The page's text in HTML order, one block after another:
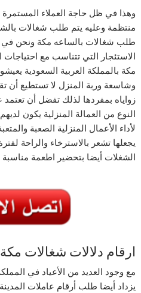
وهذا في ظل حاجة العملاء
منتظمة وعليه يتم طلب شغالات
طلب شغالات بالساعه مكة ونحن في
الاستئجار التي تتناسب مع
مكة بالمملكة العربية السعودية
وشاسعة وربة المنزل لا تستطيع أن
زواياه بمفردها لذلك تفضل أن
النوع من العمالة المنزلية يكون
لأداء الأعمال المنزلية الصعبة
يجعلها تشعر بالاسترخاء والراحة
الشغلات أيضا بتحضير اطعمة مناسبة
ارقام دلالات شغالات مكة
مع وجود العديد من الأعياد في
يزداد أيضا طلب أرقام عاملات